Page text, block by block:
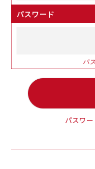
パスワード
パスワ